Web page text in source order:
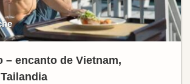
– encanto de Vietnam,